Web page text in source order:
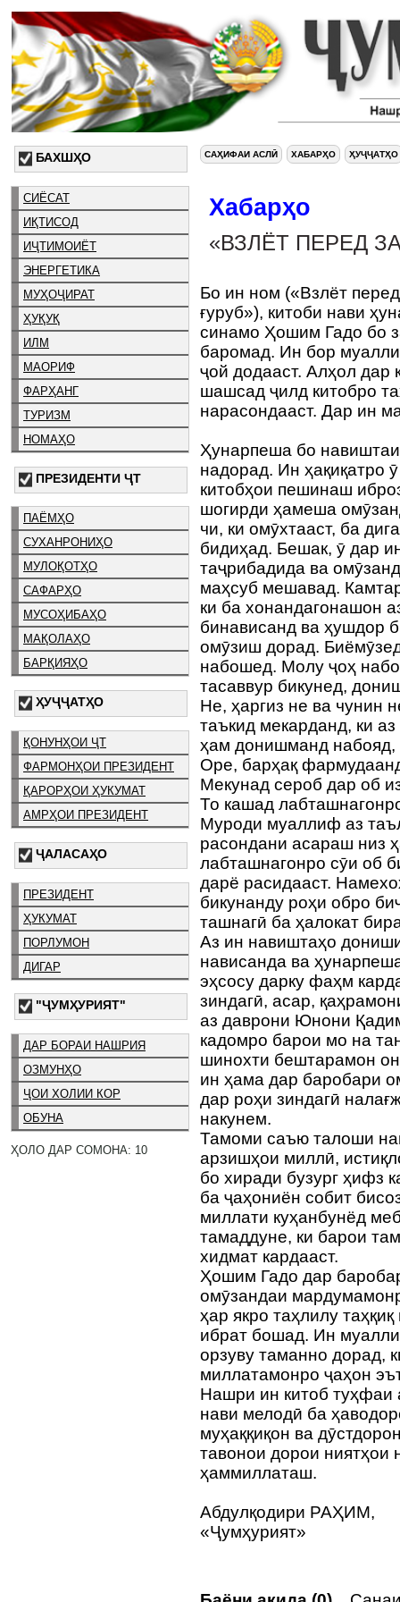
БАХШҲО
СИЁСАТ
ИҚТИСОД
ИҶТИМОИЁТ
ЭНЕРГЕТИКА
МУҲОҶИРАТ
ҲУҚУҚ
ИЛМ
МАОРИФ
ФАРҲАНГ
ТУРИЗМ
НОМАҲО
ПРЕЗИДЕНТИ ҶТ
ПАЁМҲО
СУХАНРОНИҲО
МУЛОҚОТҲО
САФАРҲО
МУСОҲИБАҲО
МАҚОЛАҲО
БАРҚИЯҲО
ҲУҶҶАТҲО
ҚОНУНҲОИ ҶТ
ФАРМОНҲОИ ПРЕЗИДЕНТ
ҚАРОРҲОИ ҲУКУМАТ
АМРҲОИ ПРЕЗИДЕНТ
ҶАЛАСАҲО
ПРЕЗИДЕНТ
ҲУКУМАТ
ПОРЛУМОН
ДИГАР
"ҶУМҲУРИЯТ"
ДАР БОРАИ НАШРИЯ
ОЗМУНҲО
ҶОИ ХОЛИИ КОР
ОБУНА
ҲОЛО ДАР СОМОНА: 10
САҲИФАИ АСЛӢ ХАБАРҲО ҲУҶҶАТҲО
Хабарҳо
«ВЗЛЁТ ПЕРЕД
Бо ин ном («Взлёт
ғуруб»), китоби нави
синамо Ҳошим Гадо бо
баромад. Ин бор
ҷой додааст. Алҳол дар
шашсад ҷилд китобро
нарасондааст. Дар ин
Ҳунарпеша бо
надорад. Ин ҳақиқатро
китобҳои пешинаш
шогирди ҳамеша
чи, ки омӯхтааст, ба
бидиҳад. Бешак, ӯ дар
таҷрибадида ва
маҳсуб мешавад.
ки ба хонандагонашон
бинависанд ва ҳушдор
омӯзиш дорад.
набошед. Молу ҷоҳ
тасаввур бикунед,
Не, ҳаргиз не ва чунин
таъкид мекарданд, ки
ҳам донишманд набояд,
Оре, барҳақ
Мекунад сероб дар об
То кашад
Муроди муаллиф аз
расондани асараш низ
лабташнагонро сӯи об
дарё расидааст.
бикунанду роҳи обро
ташнагӣ ба ҳалокат
Аз ин навиштаҳо
нависанда ва
эҳсосу дарку фаҳм
зиндагӣ, асар,
аз даврони Юнони
кадомро барои мо на
шинохти бештарамон
ин ҳама дар баробари
дар роҳи зиндагӣ
накунем.
Тамоми саъю талоши
арзишҳои миллӣ,
бо хиради бузург ҳифз
ба ҷаҳониён собит
миллати куҳанбунёд
тамаддуне, ки барои
хидмат кардааст.
Ҳошим Гадо дар
омӯзандаи
ҳар якро таҳлилу
ибрат бошад. Ин
орзуву таманно дорад,
миллатамонро ҷаҳон
Нашри ин китоб
нави мелодӣ ба
муҳаққиқон ва
тавонои дорои ниятҳои
ҳаммиллаташ.
Абдулқодири РАҲИМ,
«Ҷумҳурият»